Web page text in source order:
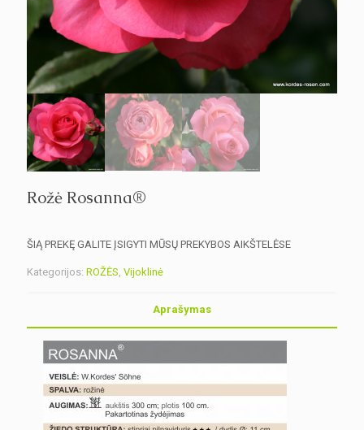
Rožė Rosanna®
ŠIĄ PREKĘ GALITE ĮSIGYTI MŪSŲ PREKYBOS AIKŠTELĖSE
Kategorijos: ROŽĖS Vijoklinė
Aprašymas